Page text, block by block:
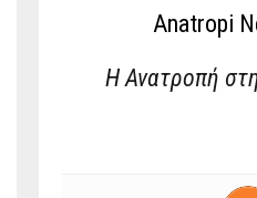
Anatropi
Η Ανατροπή